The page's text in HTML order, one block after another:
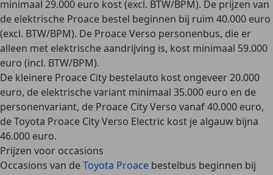
minimaal 29.000 euro kost (excl. BTW/BPM). De prijzen van
de elektrische Proace bestel beginnen bij ruim 40.000 euro
(excl. BTW/BPM). De Proace Verso personenbus, die er
alleen met elektrische aandrijving is, kost minimaal 59.000
euro (incl. BTW/BPM).
De kleinere Proace City bestelauto kost ongeveer 20.000
euro, de elektrische variant minimaal 35.000 euro en de
personenvariant, de Proace City Verso vanaf 40.000 euro,
de Toyota Proace City Verso Electric kost je algauw bijna
46.000 euro.
Prijzen voor occasions
Occasions van deToyota Proace bestelbus beginnen bij